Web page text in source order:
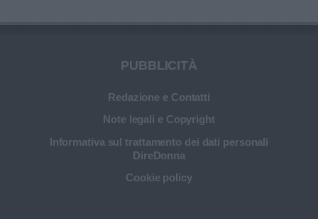
PUBBLICITÀ
Redazione e Contatti
Note legali e Copyright
Informativa sul trattamento dei dati personali
DireDonna
Cookie policy